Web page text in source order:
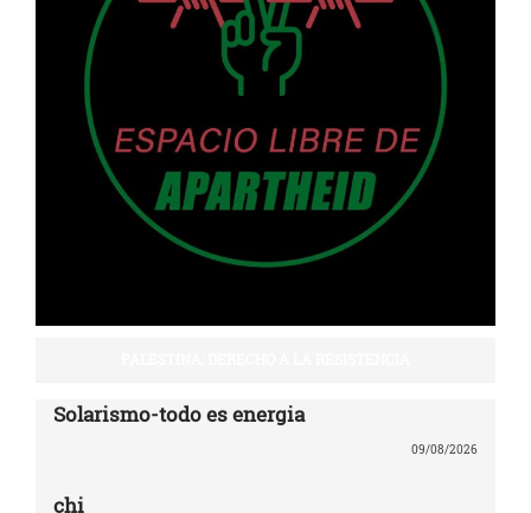
Solarismo-todo es energia
09/08/2026
chi